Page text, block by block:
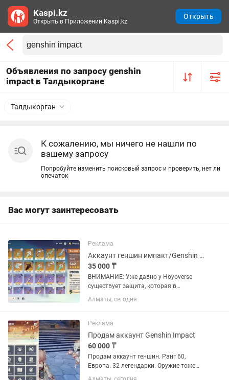
Объявления по запросу genshin
impact в Талдыкоргане
Талдыкорган
К сожалению, мы ничего не нашли по
вашему запросу
Попробуйте изменить поисковый запрос и проверить, нет ли
опечаток
Вас могут заинтересовать
Реклама
Аккаунт геншин импакт/Genshin impact 60 рп европа
35 000 ₸
ВНИМАНИЕ: Уже давно у Hoyoverse
существует защита, которая в
большинстве случаев не дает сменить
на аккаунте почту, потому я продаю
доступ) 60рп, европа Аккаунт...
Алматы, сегодня
Реклама
Продам аккаунт Genshin Impact
60 000 ₸
Продам аккаунт геншин. Ранг 60,
Европа. 32 легендарки. Оружие тоже
имеется. Карты защищены, кроме Нод
Kaspi.kz
Открыть в Приложении Kaspi.kz
Открыть